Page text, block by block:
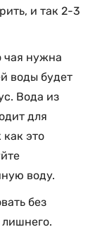
и так 2-3
чая нужна
воды будет
Вода из
для
как это
воду.
без
лишнего.